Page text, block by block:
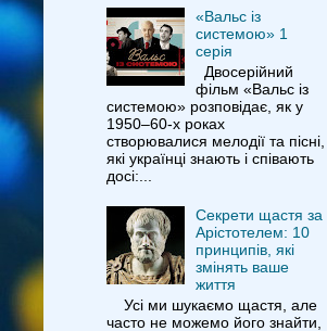
«Вальс із
системою» 1
серія
Двосерійний
фільм «Вальс із
системою» розповідає, як у
1950–60-х роках
створювалися мелодії та пісні,
які українці знають і співають
досі:...
Секрети щастя за
Арістотелем: 10
принципів, які
змінять ваше
життя
Усі ми шукаємо щастя, але
часто не можемо його знайти,